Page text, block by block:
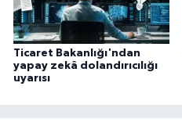
Ticaret Bakanlığı'ndan
yapay zekâ dolandırıcılığı
uyarısı